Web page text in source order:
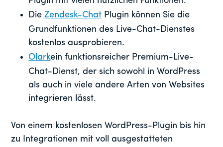
DieZendesk-Chat Plugin können Sie die
Grundfunktionen des Live-Chat-Dienstes
kostenlos ausprobieren.
Olarkein funktionsreicher Premium-Live-
Chat-Dienst, der sich sowohl in WordPress
als auch in viele andere Arten von Websites
integrieren lässt.
Von einem kostenlosen WordPress-Plugin bis hin
zu Integrationen mit voll ausgestatteten